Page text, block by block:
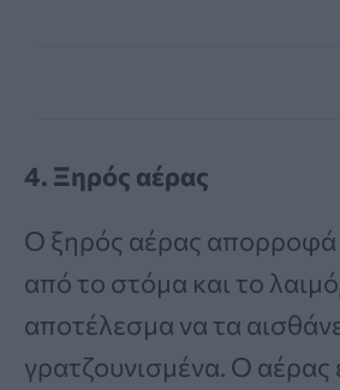
4. Ξηρός αέρας
Ο ξηρός αέρας απορροφά
από το στόμα και το
αποτέλεσμα να τα
γρατζουνισμένα. Ο αέρας